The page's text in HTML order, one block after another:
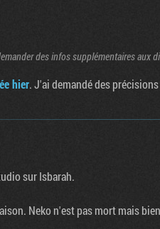
des infos supplémentaires aux
hier. J'ai demandé des
sur Isbarah.
Neko n'est pas mort mais